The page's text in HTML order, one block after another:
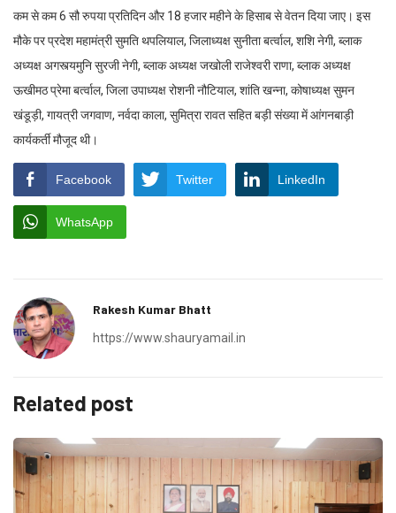
कम से कम 6 सौ रुपया प्रतिदिन और 18 हजार महीने के हिसाब से वेतन दिया जाए। इस
मौके पर प्रदेश महामंत्री सुमति थपलियाल, जिलाध्यक्ष सुनीता बर्त्वाल, शशि नेगी, ब्लाक
अध्यक्ष अगस्त्यमुनि सुरजी नेगी, ब्लाक अध्यक्ष जखोली राजेश्वरी राणा, ब्लाक अध्यक्ष
ऊखीमठ प्रेमा बर्त्वाल, जिला उपाध्यक्ष रोशनी नौटियाल, शांति खन्ना, कोषाध्यक्ष सुमन
खंडूड़ी, गायत्री जगवाण, नर्वदा काला, सुमित्रा रावत सहित बड़ी संख्या में आंगनबाड़ी
कार्यकर्ती मौजूद थी।
Facebook Twitter LinkedIn
WhatsApp
Rakesh Kumar Bhatt
https://www.shauryamail.in
Related post